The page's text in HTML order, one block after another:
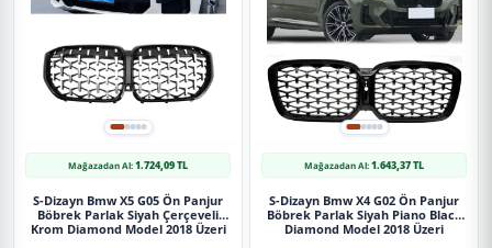
Mağazadan Al:1.724,09 TL
S-Dizayn Bmw X5 G05 Ön Panjur
Böbrek Parlak Siyah Çerçeveli
Krom Diamond Model 2018 Üzeri
Mağazadan Al:1.643,37 TL
S-Dizayn Bmw X4 G02 Ön Panjur
Böbrek Parlak Siyah Piano Black
Diamond Model 2018 Üzeri